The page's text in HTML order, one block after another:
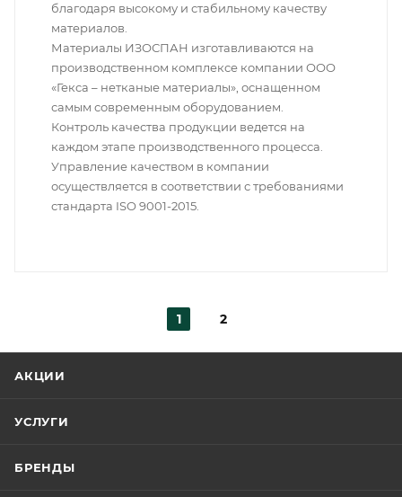
благодаря высокому и стабильному качеству
материалов.
Материалы ИЗОСПАН изготавливаются на
производственном комплексе компании ООО
«Гекса – нетканые материалы», оснащенном
самым современным оборудованием.
Контроль качества продукции ведется на
каждом этапе производственного процесса.
Управление качеством в компании
осуществляется в соответствии с требованиями
стандарта ISO 9001-2015.
1 2
АКЦИИ
УСЛУГИ
БРЕНДЫ